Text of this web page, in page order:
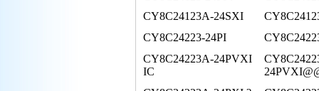
CY8C24123A-24SXI
CY8C24223-24PI
CY8C24223A-24PVXI
IC